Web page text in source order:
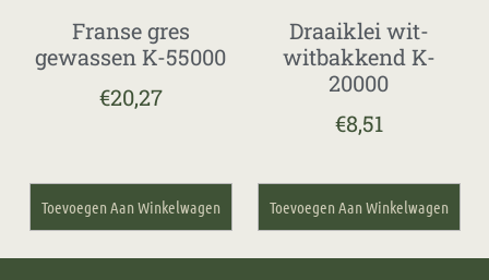
Franse gres
gewassen K-55000
€20,27
Toevoegen Aan Winkelwagen
Draaiklei wit-
witbakkend K-
20000
€8,51
Toevoegen Aan Winkelwagen